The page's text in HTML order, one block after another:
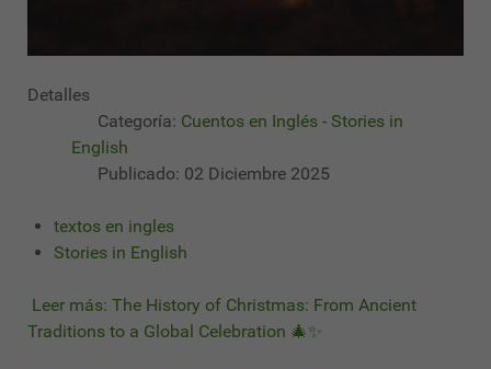
Detalles
Categoría: Cuentos en Inglés - Stories in
English
Publicado: 02 Diciembre 2025
textos en ingles
Stories in English
Leer más: The History of Christmas: From Ancient
Traditions to a Global Celebration 🎄✨